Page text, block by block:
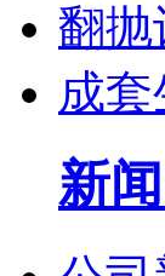
翻抛
成
新